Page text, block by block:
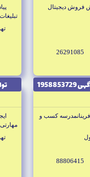
فروش ديجيتال
26291085
كسب و
88806415